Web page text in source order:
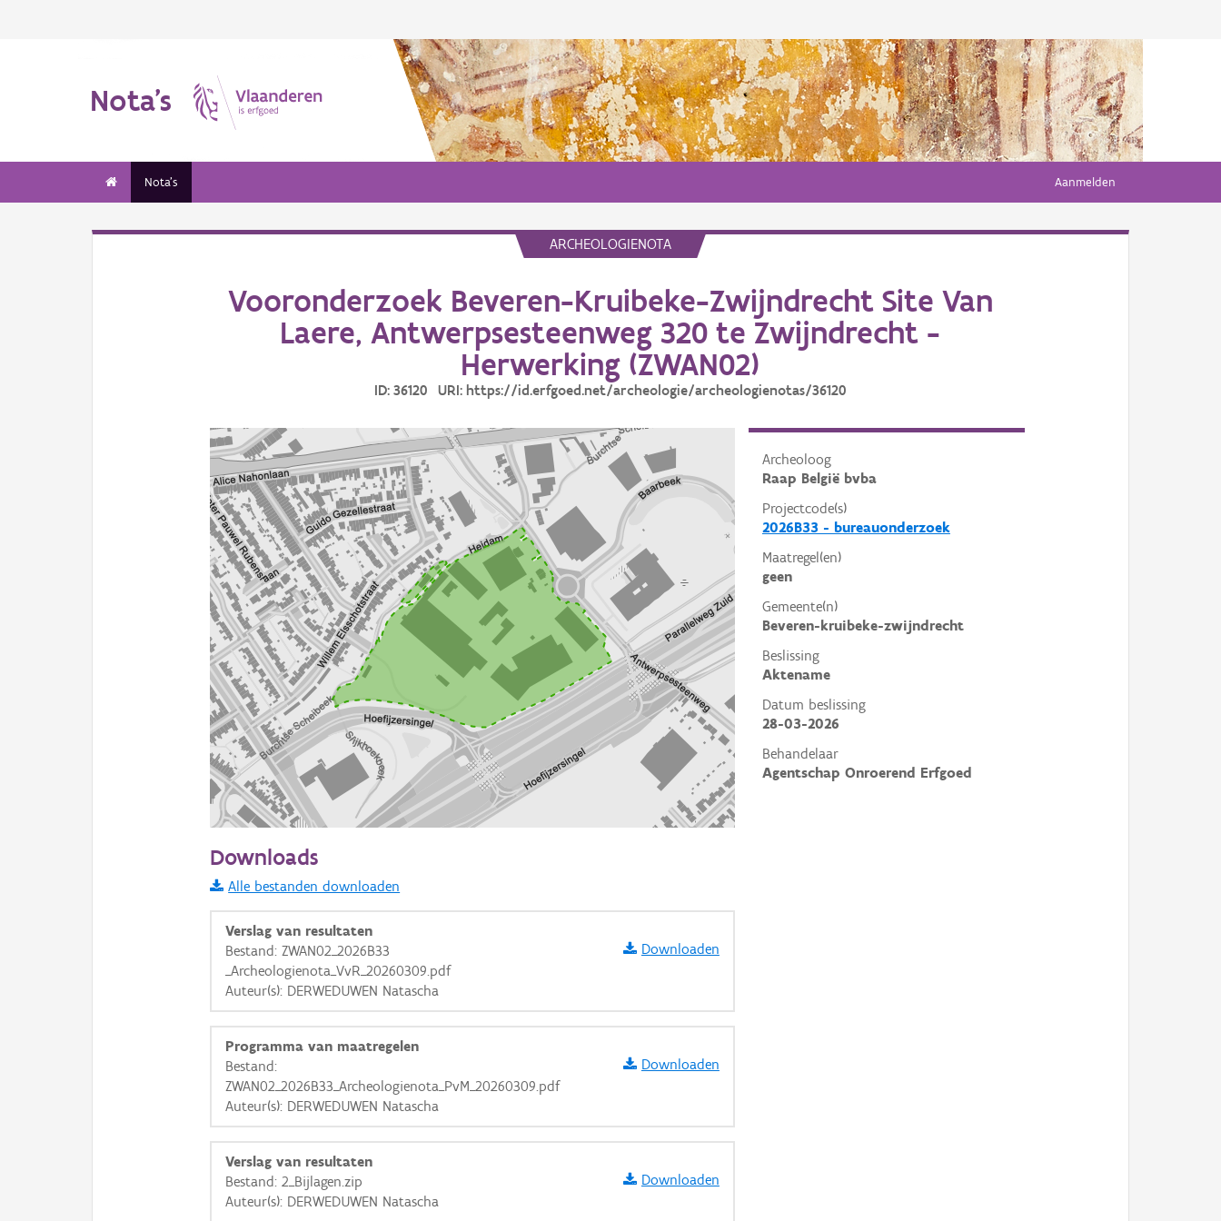
Nota's
Nota's Aanmelden
ARCHEOLOGIENOTA
Vooronderzoek Beveren-Kruibeke-Zwijndrecht Site Van
Laere, Antwerpsesteenweg 320 te Zwijndrecht -
Herwerking (ZWAN02)
ID: 36120 URI: https://id.erfgoed.net/archeologie/archeologienotas/36120
Archeoloog
Raap België bvba
Projectcode(s)
2026B33 - bureauonderzoek
Maatregel(en)
geen
Gemeente(n)
Beveren-kruibeke-zwijndrecht
Beslissing
Aktename
Datum beslissing
28-03-2026
Behandelaar
Agentschap Onroerend Erfgoed
Informatie Vlaanderen
i
+ −
Basis Lagen
Ortho
GRB-Basiskaart
Downloads
Alle bestanden downloaden
Verslag van resultaten
Bestand: ZWAN02_2026B33
_Archeologienota_VvR_20260309.pdf
Auteur(s): DERWEDUWEN Natascha
Downloaden
Programma van maatregelen
Bestand:
ZWAN02_2026B33_Archeologienota_PvM_20260309.pdf
Auteur(s): DERWEDUWEN Natascha
Downloaden
Verslag van resultaten
Bestand: 2_Bijlagen.zip
Auteur(s): DERWEDUWEN Natascha
Downloaden